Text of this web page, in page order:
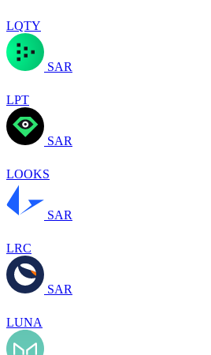
LQTY
SAR
LPT
SAR
LOOKS
SAR
LRC
SAR
LUNA